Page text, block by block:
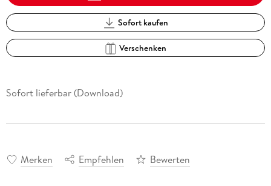
Sofort kaufen
Verschenken
Sofort lieferbar (Download)
Merken Empfehlen Bewerten